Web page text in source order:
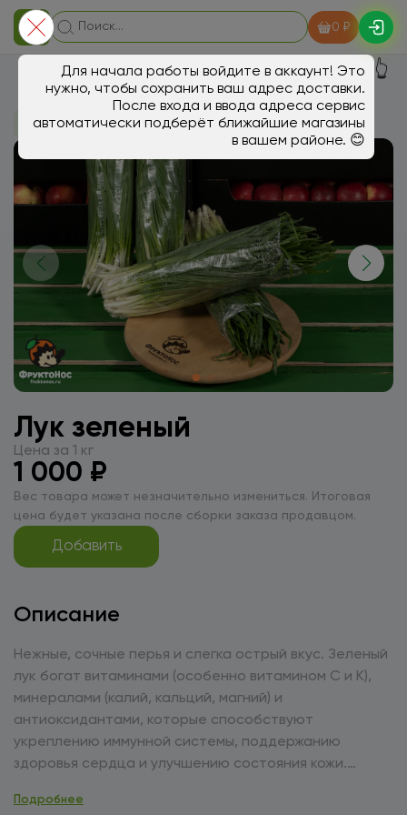
0 ₽
Для начала работы войдите в аккаунт! Это
нужно, чтобы сохранить ваш адрес доставки.
После входа и ввода адреса сервис
автоматически подберёт ближайшие магазины
в вашем районе. 😊
👆
В магазин Зелень, салаты
Лук зеленый
Цена за 1 кг
1 000 ₽
Вес товара может незначительно измениться. Итоговая
цена будет указана после сборки заказа продавцом.
Добавить
Описание
Нежные, сочные перья и слегка острый вкус. Зеленый
лук богат витаминами (особенно витамином С и К),
минералами (калий, кальций, магний) и
антиоксидантами, которые способствуют
укреплению иммунной системы, поддержанию
здоровья сердца и улучшению состояния кожи.
салатов, супов, тушеных блюд и закусок. Также лук
Подробнее